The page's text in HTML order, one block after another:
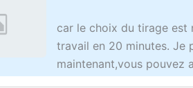
t
e
d
t
a
v
i
car le choix du tirage est
travail en 20 minutes. Je
maintenant,vous pouvez